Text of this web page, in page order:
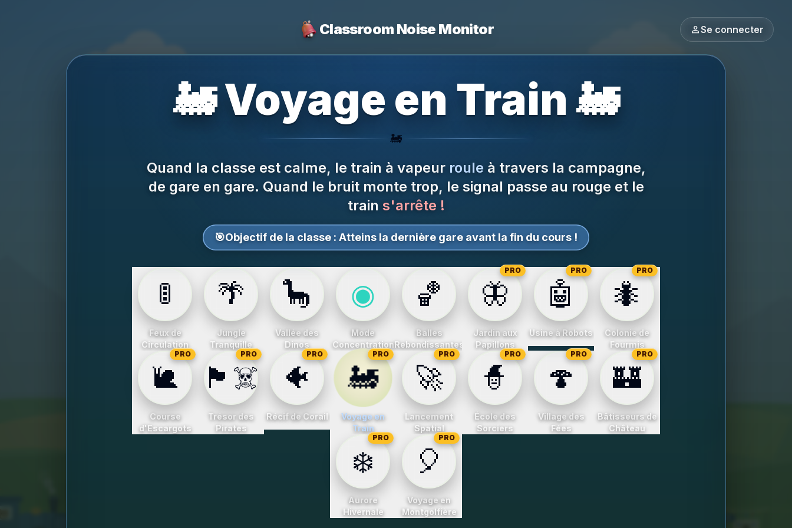
4 5
Classroom Noise Monitor personSe connecter
🚂 Voyage en Train 🚂
🚂
Quand la classe est calme, le train à vapeur roule à travers la campagne,
de gare en gare. Quand le bruit monte trop, le signal passe au rouge et le
train s'arrête !
🎯Objectif de la classe : Atteins la dernière gare avant la fin du cours !
🚦
Feux de
Circulation
🌴
Jungle
Tranquille
🦕
Vallée des
Dinos
◉
Mode
Concentration
🏀
Balles
Rebondissantes
🦋
PRO
Jardin aux
Papillons
🤖
PRO
Usine à Robots
🐜
PRO
Colonie de
Fourmis
🐌
PRO
Course
d'Escargots
🏴‍☠️
PRO
Trésor des
Pirates
🐠
PRO
Récif de Corail
🚂
PRO
Voyage en
Train
🚀
PRO
Lancement
Spatial
🧙
PRO
École des
Sorciers
🍄
PRO
Village des
Fées
🏰
PRO
Bâtisseurs de
Château
❄️
PRO
Aurore
Hivernale
🎈
PRO
Voyage en
Montgolfière